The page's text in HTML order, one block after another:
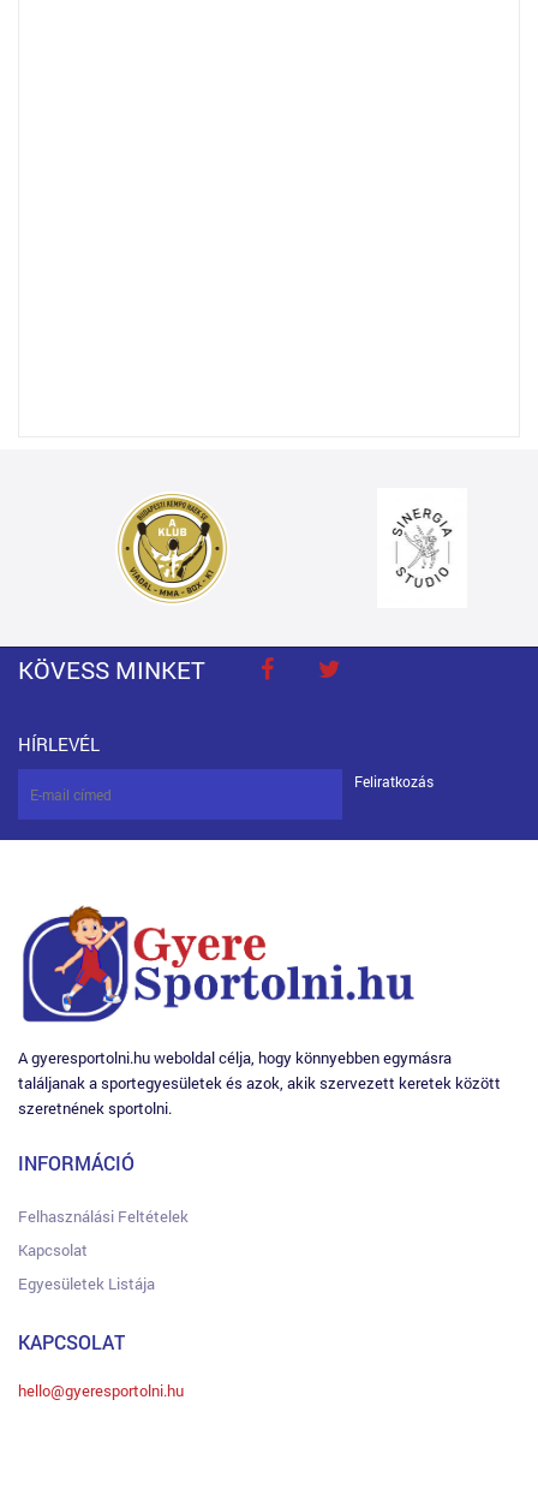
KÖVESS MINKET
HÍRLEVÉL
Feliratkozás
A gyeresportolni.hu weboldal célja, hogy könnyebben egymásra
találjanak a sportegyesületek és azok, akik szervezett keretek között
szeretnének sportolni.
INFORMÁCIÓ
Felhasználási Feltételek
Kapcsolat
Egyesületek Listája
KAPCSOLAT
hello@gyeresportolni.hu